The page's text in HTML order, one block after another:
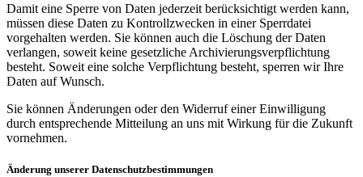
Damit eine Sperre von Daten jederzeit berücksichtigt werden kann,
müssen diese Daten zu Kontrollzwecken in einer Sperrdatei
vorgehalten werden. Sie können auch die Löschung der Daten
verlangen, soweit keine gesetzliche Archivierungsverpflichtung
besteht. Soweit eine solche Verpflichtung besteht, sperren wir Ihre
Daten auf Wunsch.
Sie können Änderungen oder den Widerruf einer Einwilligung
durch entsprechende Mitteilung an uns mit Wirkung für die Zukunft
vornehmen.
Änderung unserer Datenschutzbestimmungen